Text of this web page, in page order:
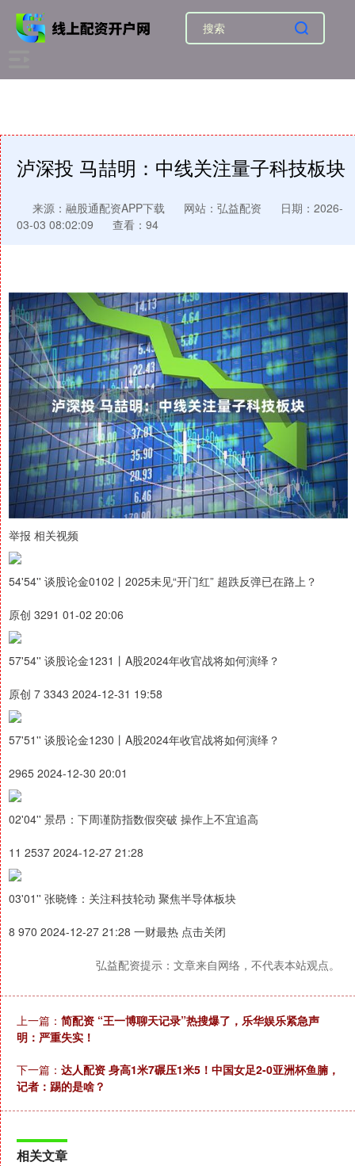
泸深投 马喆明：中线关注量子科技板块
来源：融股通配资APP下载 网站：弘益配资
日期：2026-
03-03 08:02:09
查看：94
举报 相关视频
54'54'' 谈股论金0102丨2025未见“开门红” 超跌反弹已在路上？
原创 3291 01-02 20:06
57'54'' 谈股论金1231丨A股2024年收官战将如何演绎？
原创 7 3343 2024-12-31 19:58
57'51'' 谈股论金1230丨A股2024年收官战将如何演绎？
2965 2024-12-30 20:01
02'04'' 景昂：下周谨防指数假突破 操作上不宜追高
11 2537 2024-12-27 21:28
03'01'' 张晓锋：关注科技轮动 聚焦半导体板块
8 970 2024-12-27 21:28 一财最热 点击关闭
弘益配资提示：文章来自网络，不代表本站观点。
上一篇： 简配资 “王一博聊天记录”热搜爆了，乐华娱乐紧急声
明：严重失实！
下一篇： 达人配资 身高1米7碾压1米5！中国女足2-0亚洲杯鱼腩，
记者：踢的是啥？
相关文章